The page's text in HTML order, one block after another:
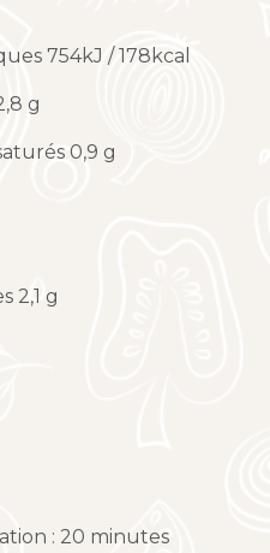
754kJ / 178kcal
g
0,9 g
2,1 g
: 20 minutes